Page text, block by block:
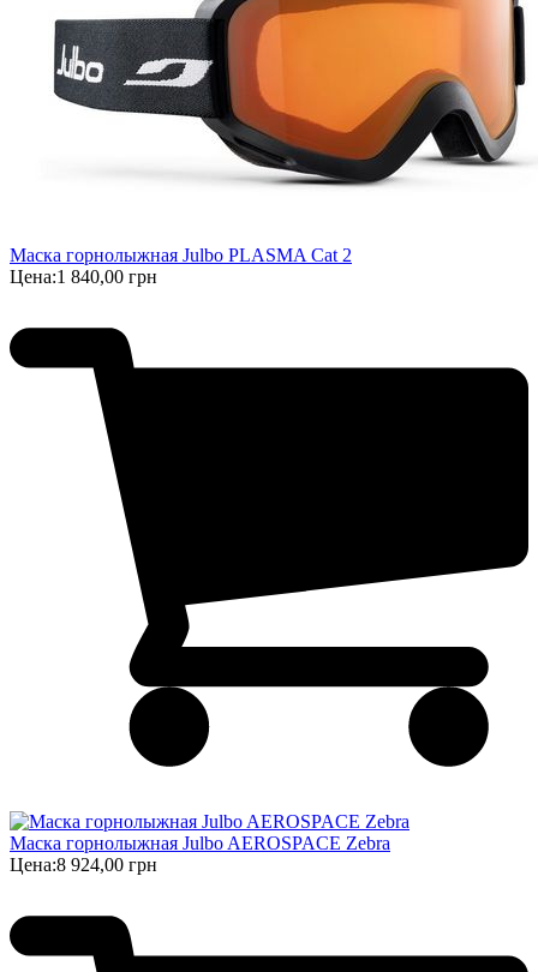
Маска горнолыжная Julbo PLASMA Cat 2
Цена:1 840,00 грн
Маска горнолыжная Julbo AEROSPACE Zebra
Цена:8 924,00 грн